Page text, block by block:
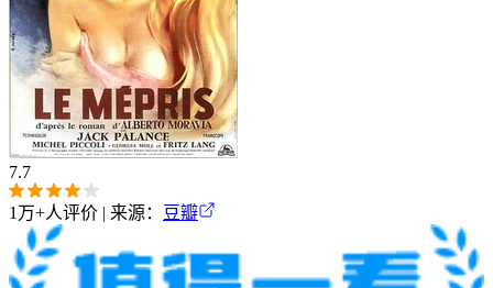
7.7
1万+人评价 | 来源： 豆瓣